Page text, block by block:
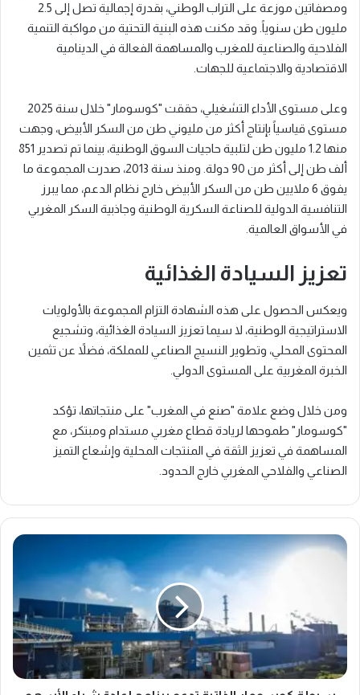
ومصفاتين موزعة على التراب الوطني، بقدرة إجمالية تصل إلى 2.5
مليون طن سنوياً. وقد مكنت هذه البنية التحتية من مواكبة التنمية
الفلاحية والصناعية للمغرب والمساهمة الفعالة في الدينامية
الاقتصادية والاجتماعية للجهات.
وعلى مستوى الأداء التشغيلي، حققت "كوسومار" خلال سنة 2025
مستوى قياسياً بإنتاج أكثر من مليوني طن من السكر الأبيض، وجهت
منها 1.2 مليون طن لتلبية حاجيات السوق الوطنية، بينما تم تصدير 851
ألف طن إلى أكثر من 90 دولة. ومنذ سنة 2013، صدرت المجموعة ما
يفوق 6 ملايين طن من السكر الأبيض خارج نظام الدعم، مما يبرز
التنافسية الدولية للصناعة السكرية الوطنية وجاذبية السكر المغربي
في الأسواق العالمية.
تعزيز السيادة الغذائية
ويعكس الحصول على هذه الشهادة التزام المجموعة بالأولويات
الاستراتيجية الوطنية، لا سيما تعزيز السيادة الغذائية، وتشجيع
المحتوى المحلي، وتطوير النسيج الصناعي للمملكة، فضلاً عن تثمين
الخبرة المغربية على المستوى الدولي.
ومن خلال وضع علامة "صنع في المغرب" على منتجاتها، تؤكد
"كوسومار" طموحها لريادة قطاع مغربي مستدام ومبتكر، مع
المساهمة في تعزيز الثقة في المنتجات المحلية وإشعاع التميز
الصناعي والفلاحي المغربي خارج الحدود.
س
ي
و
س
و